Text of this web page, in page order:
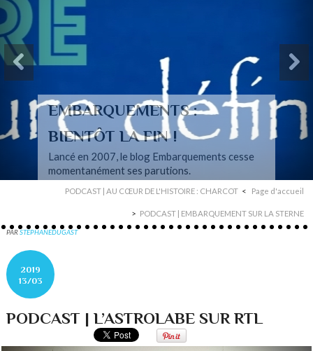
EMBARQUEMENTS :
BIENTÔT LA FIN !
Lancé en 2007, le blog Embarquements cesse
momentanément ses parutions.
PODCAST | AU CŒUR DE L'HISTOIRE : CHARCOT Page d'accueil
PODCAST | EMBARQUEMENT SUR LA STERNE
PARSTEPHANEDUGAST
2019
13/03
PODCAST | L’ASTROLABE SUR RTL